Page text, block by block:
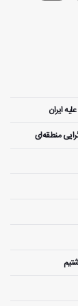
ایران
منطقه‌ای